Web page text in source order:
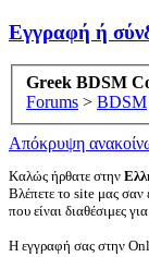
Εγγραφή ή
Greek BDSM
Forums > BDSM
Απόκρυψη
Καλώς ήρθατε στην
Βλέπετε το site μας σαν
που είναι διαθέσιμες
Η εγγραφή σας στην